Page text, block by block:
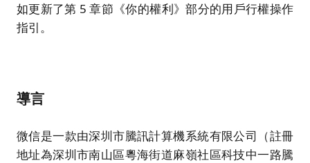
如更新了第 5 章節《你的權利》部分的用戶行權操作
指引。
導言
微信是一款由深圳市騰訊計算機系統有限公司（註冊
地址為深圳市南山區粵海街道麻嶺社區科技中一路騰